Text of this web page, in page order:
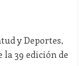
y Deportes,
39 edición de